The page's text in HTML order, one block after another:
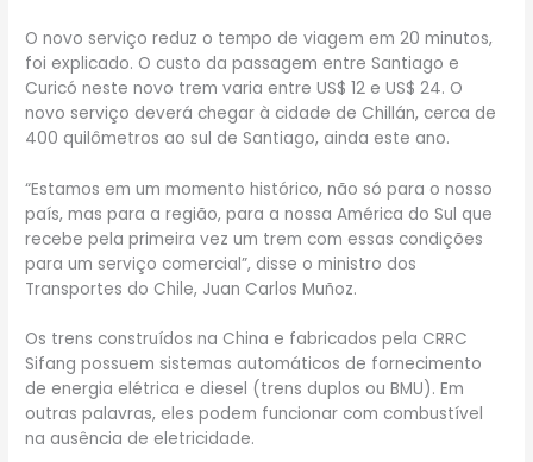
O novo serviço reduz o tempo de viagem em 20 minutos,
foi explicado. O custo da passagem entre Santiago e
Curicó neste novo trem varia entre US$ 12 e US$ 24. O
novo serviço deverá chegar à cidade de Chillán, cerca de
400 quilômetros ao sul de Santiago, ainda este ano.
“Estamos em um momento histórico, não só para o nosso
país, mas para a região, para a nossa América do Sul que
recebe pela primeira vez um trem com essas condições
para um serviço comercial”, disse o ministro dos
Transportes do Chile, Juan Carlos Muñoz.
Os trens construídos na China e fabricados pela CRRC
Sifang possuem sistemas automáticos de fornecimento
de energia elétrica e diesel (trens duplos ou BMU). Em
outras palavras, eles podem funcionar com combustível
na ausência de eletricidade.